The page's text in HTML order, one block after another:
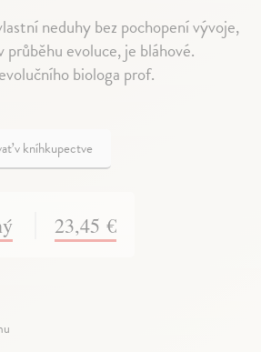
neduhy bez pochopení vývoje,
evoluce, je bláhové.
biologa prof.
v kníhkupectve
23,45 €